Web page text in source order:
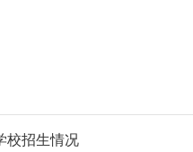
校招生情况